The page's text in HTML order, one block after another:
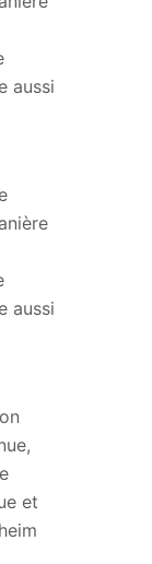
aussi
aussi
et